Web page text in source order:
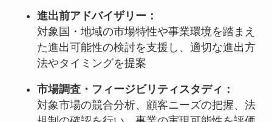
進出前アドバイザリー：
対象国・地域の市場特性や事業環境を踏まえ
た進出可能性の検討を支援し、適切な進出方
法やタイミングを提案
市場調査・フィージビリティスタディ：
対象市場の競合分析、顧客ニーズの把握、法